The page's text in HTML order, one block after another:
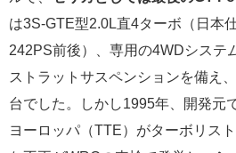
は3S-GTE型2.0L直4ターボ（日本
242PS前後）、専用の4WDシステ
ストラットサスペンションを備え
台でした。しかし1995年、開発元
ヨーロッパ（TTE）がターボリス